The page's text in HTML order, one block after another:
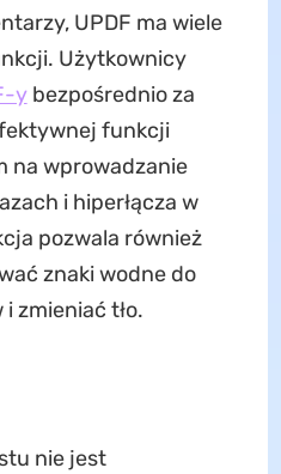
UPDF ma wiele
Użytkownicy
ybezpośrednio za
funkcji
na wprowadzanie
i hiperłącza w
pozwala również
znaki wodne do
zmieniać tło.
nie jest